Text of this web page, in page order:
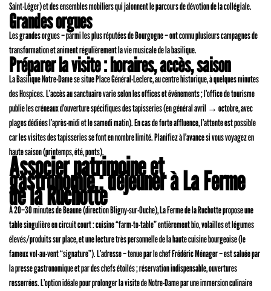
Saint-Léger) et des ensembles mobiliers qui jalonnent le parcours de dévotion de la collégiale.
Grandes orgues
Les grandes orgues – parmi les plus réputées de Bourgogne – ont connu plusieurs campagnes de
transformation et animent régulièrement la vie musicale de la basilique.
Préparer la visite : horaires, accès, saison
La Basilique Notre-Dame se situe Place Général-Leclerc, au centre historique, à quelques minutes
des Hospices. L’accès au sanctuaire varie selon les offices et événements ; l’office de tourisme
publie les créneaux d’ouverture spécifiques des tapisseries (en général avril → octobre, avec
plages dédiées l’après-midi et le samedi matin). En cas de forte affluence, l’attente est possible
car les visites des tapisseries se font en nombre limité. Planifiez à l’avance si vous voyagez en
haute saison (printemps, été, ponts).
Associer patrimoine et
gastronomie : déjeuner à La Ferme
de la Ruchotte
À 20–30 minutes de Beaune (direction Bligny-sur-Ouche), La Ferme de la Ruchotte propose une
table singulière en circuit court : cuisine “farm-to-table” entièrement bio, volailles et légumes
élevés/produits sur place, et une lecture très personnelle de la haute cuisine bourgeoise (le
fameux vol-au-vent “signature”). L’adresse – tenue par le chef Frédéric Ménager – est saluée par
la presse gastronomique et par des chefs étoilés ; réservation indispensable, ouvertures
resserrées. L’option idéale pour prolonger la visite de Notre-Dame par une immersion culinaire